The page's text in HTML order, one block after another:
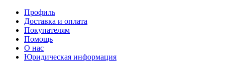
Профиль
Доставка и оплата
Покупателям
Помощь
О нас
Юридическая информация